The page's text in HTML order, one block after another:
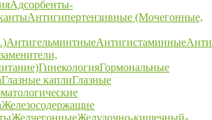
Адсорбенты-
Антигипертензивные (Мочегонные,
АнтигельминтныеАнтигистаминные
ГинекологияГормональные
Глазные каплиГлазные
Железосодержащие